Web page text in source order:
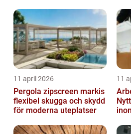
11 april 2026
Pergola zipscreen markis
flexibel skugga och skydd
för moderna uteplatser
11